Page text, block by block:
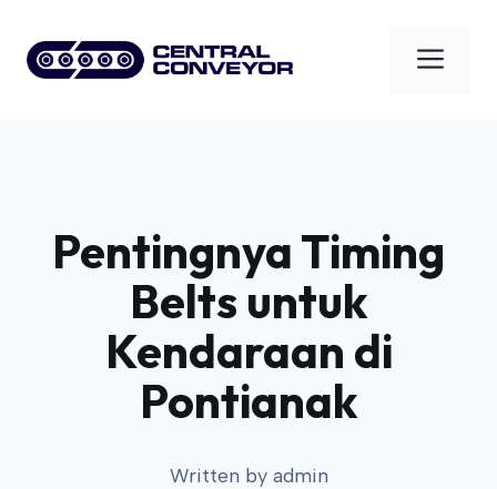
content
Pentingnya Timing
Belts untuk
Kendaraan di
Pontianak
Written by admin